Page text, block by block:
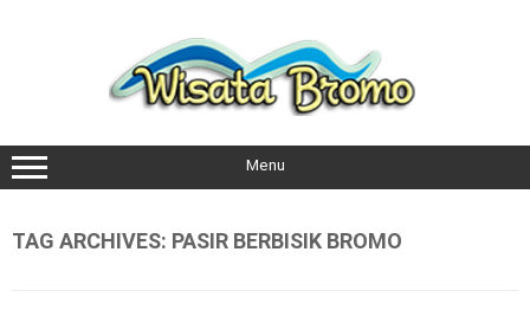
Menu
TAG ARCHIVES: PASIR BERBISIK BROMO